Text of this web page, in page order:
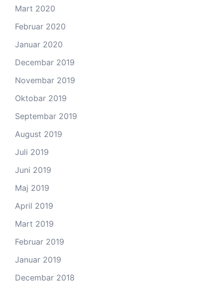
Mart 2020
Februar 2020
Januar 2020
Decembar 2019
Novembar 2019
Oktobar 2019
Septembar 2019
August 2019
Juli 2019
Juni 2019
Maj 2019
April 2019
Mart 2019
Februar 2019
Januar 2019
Decembar 2018